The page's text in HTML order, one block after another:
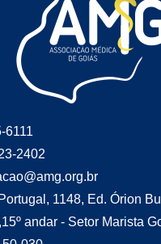
6111
2402
1148, Ed. Órion
andar - Setor Marista